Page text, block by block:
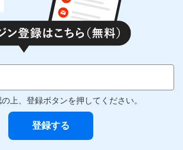
上、登録ボタンを押してください。